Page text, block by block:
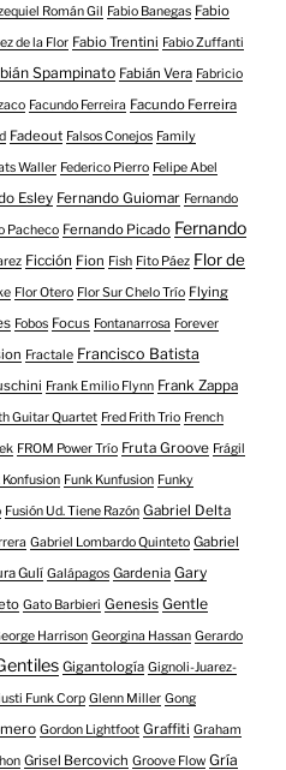
Román Gil Fabio Banegas Fabio
de la Flor Fabio Trentini Fabio Zuffanti
Spampinato Fabián Vera Fabricio
Facundo Ferreira Facundo Ferreira
Fadeout Falsos Conejos Family
Waller Federico Pierro Felipe Abel
Esley Fernando Guiomar Fernando
Pacheco Fernando Picado Fernando
Ficción Fion Fish Fito Páez Flor de
Flor Otero Flor Sur Chelo Trío Flying
Fobos Focus Fontanarrosa Forever
Fractale Francisco Batista
Frank Emilio Flynn Frank Zappa
Guitar Quartet Fred Frith Trio French
FROM Power Trío Fruta Groove Frágil
Konfusion Funk Kunfusion Funky
Fusión Ud. Tiene Razón Gabriel Delta
Gabriel Lombardo Quinteto Gabriel
Gulí Galápagos Gardenia Gary
Gato Barbieri Genesis Gentle
Harrison Georgina Hassan Gerardo
Gigantología Gignoli-Juarez-
Funk Corp Glenn Miller Gong
Gordon Lightfoot Graffiti Graham
Grisel Bercovich Groove Flow Gría